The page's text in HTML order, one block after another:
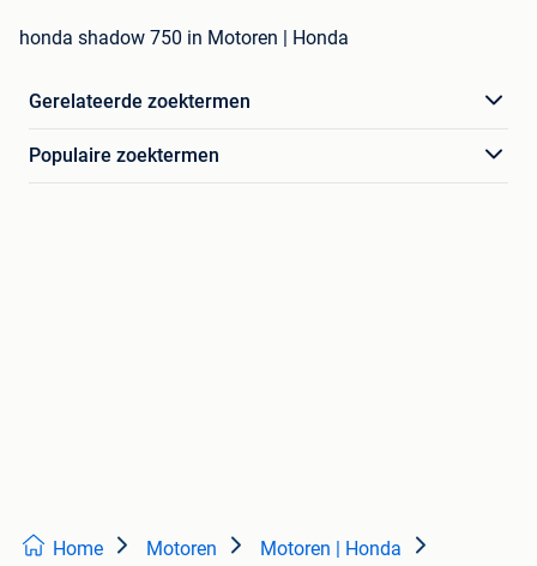
honda shadow 750 in Motoren | Honda
Gerelateerde zoektermen
Populaire zoektermen
Home Motoren Motoren | Honda